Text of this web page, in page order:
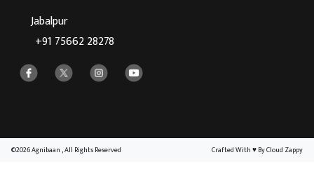
Jabalpur
+91 75662 28278
©2026 Agnibaan , All Rights Reserved Crafted With♥By Cloud Zappy